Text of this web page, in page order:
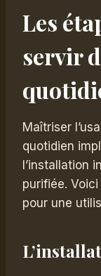
Les
servir
Maîtriser
quotidien
l’installation
purifiée.
pour une